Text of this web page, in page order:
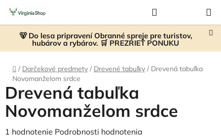
Prejsť
obsah
🐻 Do lesa pripravení Obranné spreje pre turistov,
hubárov a rybárov. 🛒 PREZRIEŤ PONUKU
KOŠÍK
Domov
/ Darčekové predmety / Drevené tabuľky / Drevená tabuľka
Novomanželom srdce
Drevená tabuľka
Novomanželom srdce
Priemerné
1 hodnotenie Podrobnosti hodnotenia